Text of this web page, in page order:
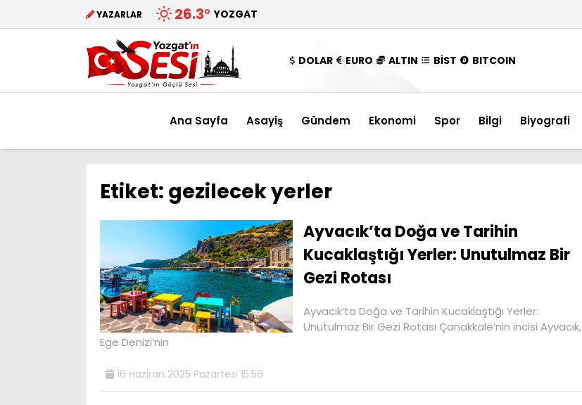
YAZARLAR 26.3° YOZGAT
DOLAR EURO ALTIN BİST BITCOIN
Ana Sayfa Asayiş Gündem Ekonomi Spor Bilgi Biyografi
Etiket: gezilecek yerler
Ayvacık’ta Doğa ve Tarihin
Kucaklaştığı Yerler: Unutulmaz Bir
Gezi Rotası
Ayvacık’ta Doğa ve Tarihin Kucaklaştığı Yerler:
Unutulmaz Bir Gezi Rotası Çanakkale’nin incisi Ayvacık,
Ege Denizi’nin
16 Haziran 2025 Pazartesi 15:58